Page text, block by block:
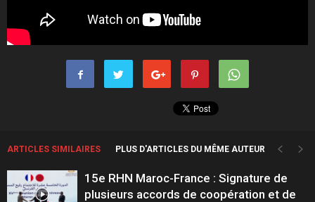
ARTICLES SIMILAIRES PLUS D'ARTICLES DU MÊME AUTEUR
15e RHN Maroc-France : Signature de
plusieurs accords de coopération et de